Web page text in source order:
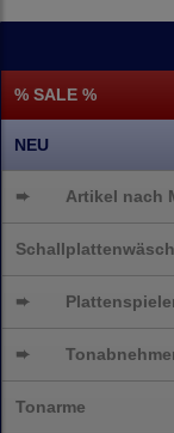
% SALE %
NEU
➨ Artikel nach
➨
➨
Tonarme